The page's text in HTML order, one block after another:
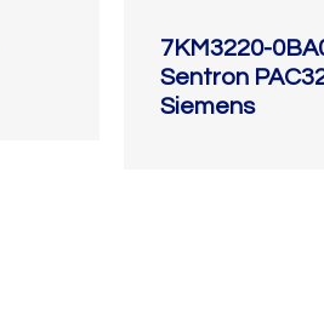
7KM3220-
Sentron
Siemens